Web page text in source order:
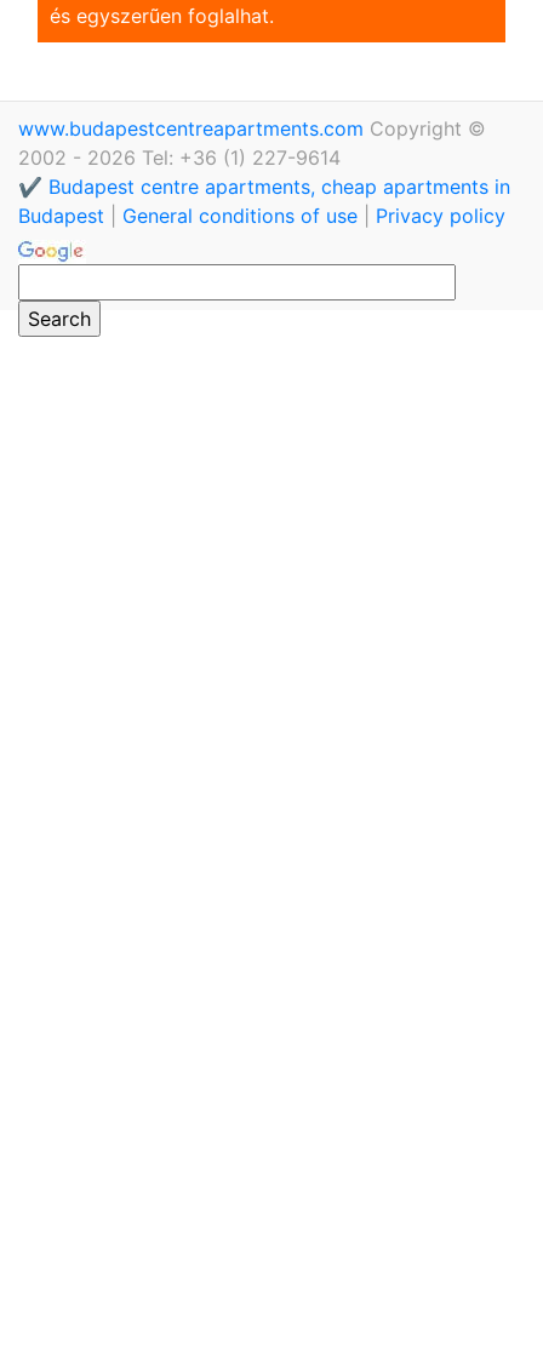
és egyszerũen foglalhat.
www.budapestcentreapartments.com Copyright ©
2002 - 2026 Tel: +36 (1) 227-9614
✔️ Budapest centre apartments, cheap apartments in
Budapest
General conditions of use Privacy policy